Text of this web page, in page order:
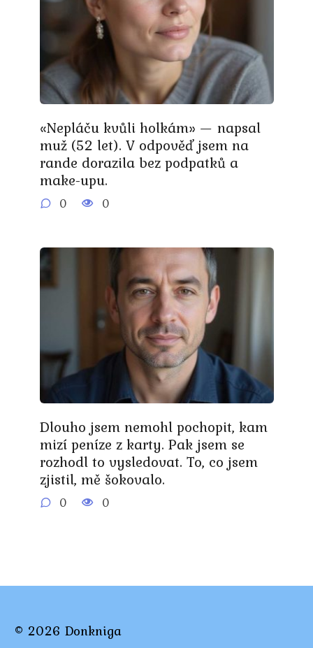
«Nepláču kvůli holkám» — napsal
muž (52 let). V odpověď jsem na
rande dorazila bez podpatků a
make-upu.
0 0
Dlouho jsem nemohl pochopit, kam
mizí peníze z karty. Pak jsem se
rozhodl to vysledovat. To, co jsem
zjistil, mě šokovalo.
0 0
© 2026 Donkniga